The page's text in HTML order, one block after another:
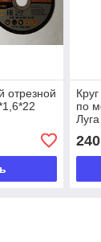
отрезной
по
Луга
240